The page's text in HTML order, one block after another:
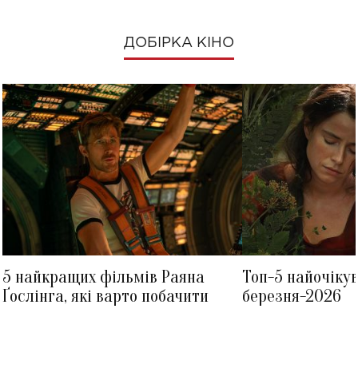
ДОБІРКА КІНО
5 найкращих фільмів Раяна
Ґослінга, які варто побачити
Топ-5
березня-2026